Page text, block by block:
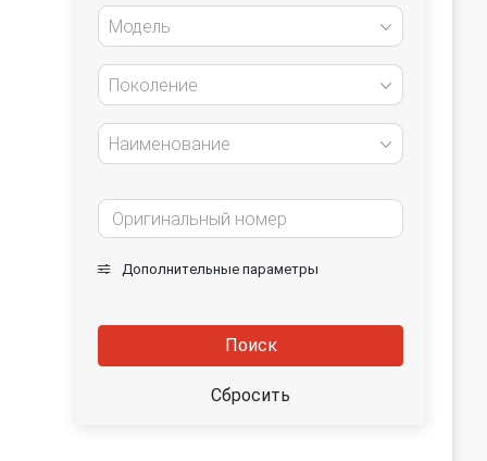
Модель
Поколение
Наименование
Дополнительные параметры
Поиск
Сбросить